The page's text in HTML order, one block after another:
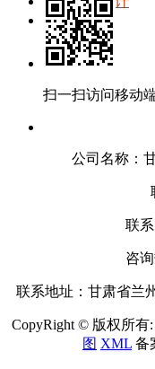
联系我们
扫一扫访问移动
公司名称：
联系
咨
联系地址：甘肃省兰
CopyRight © 版权所有:
图 XML 备